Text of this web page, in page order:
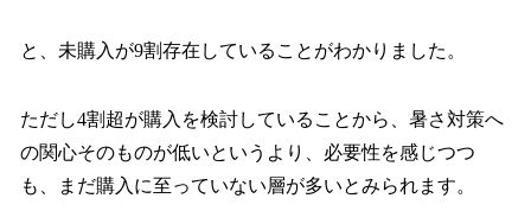
と、未購入が9割存在していることがわかりました。
ただし4割超が購入を検討していることから、暑さ対策へ
の関心そのものが低いというより、必要性を感じつつ
も、まだ購入に至っていない層が多いとみられます。